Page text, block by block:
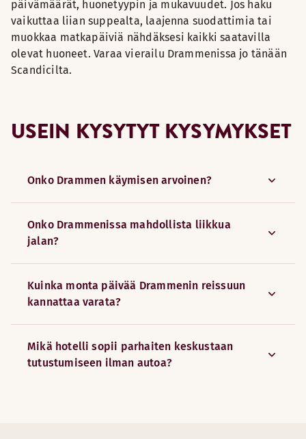
päivämäärät, huonetyypin ja mukavuudet. Jos haku
vaikuttaa liian suppealta, laajenna suodattimia tai
muokkaa matkapäiviä nähdäksesi kaikki saatavilla
olevat huoneet. Varaa vierailu Drammenissa jo tänään
Scandicilta.
USEIN KYSYTYT KYSYMYKSET
Onko Drammen käymisen arvoinen?
Onko Drammenissa mahdollista liikkua
jalan?
Kuinka monta päivää Drammenin reissuun
kannattaa varata?
Mikä hotelli sopii parhaiten keskustaan
tutustumiseen ilman autoa?